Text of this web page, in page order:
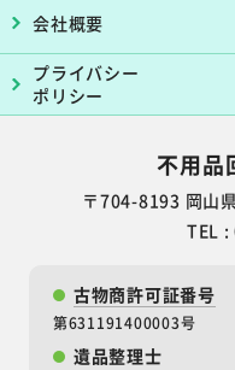
会社概要
プライバシー
ポリシー
不用品
〒704-8193 岡山
TEL
古物商許可証番号
第631191400003号
遺品整理士